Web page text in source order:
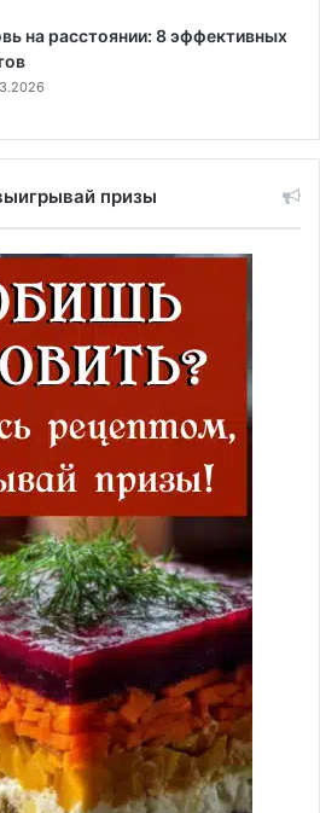
на расстоянии: 8 эффективных
призы